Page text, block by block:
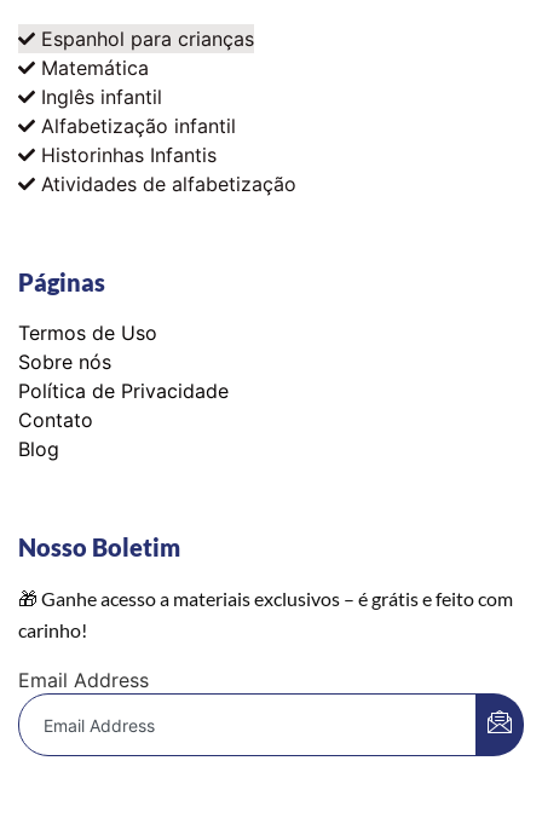
Espanhol para crianças
Matemática
Inglês infantil
Alfabetização infantil
Historinhas Infantis
Atividades de alfabetização
Páginas
Termos de Uso
Sobre nós
Política de Privacidade
Contato
Blog
Nosso Boletim
🎁 Ganhe acesso a materiais exclusivos – é grátis e feito com
carinho!
Email Address